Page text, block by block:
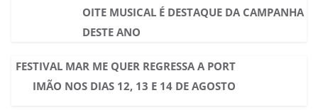
OITE MUSICAL É DESTAQUE DA CAMPANHA
DESTE ANO
FESTIVAL MAR ME QUER REGRESSA A PORT
IMÃO NOS DIAS 12, 13 E 14 DE AGOSTO